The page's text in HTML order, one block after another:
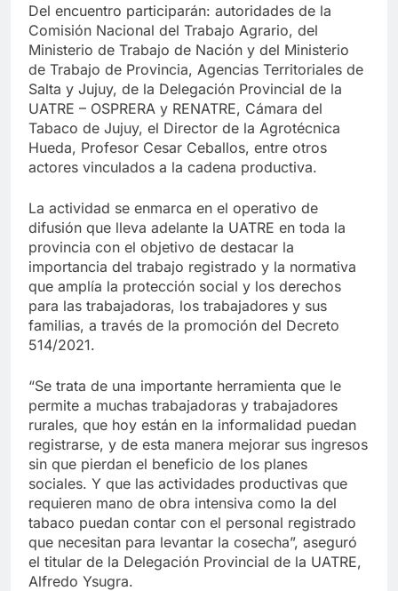
Del encuentro participarán: autoridades de la
Comisión Nacional del Trabajo Agrario, del
Ministerio de Trabajo de Nación y del Ministerio
de Trabajo de Provincia, Agencias Territoriales de
Salta y Jujuy, de la Delegación Provincial de la
UATRE – OSPRERA y RENATRE, Cámara del
Tabaco de Jujuy, el Director de la Agrotécnica
Hueda, Profesor Cesar Ceballos, entre otros
actores vinculados a la cadena productiva.
La actividad se enmarca en el operativo de
difusión que lleva adelante la UATRE en toda la
provincia con el objetivo de destacar la
importancia del trabajo registrado y la normativa
que amplía la protección social y los derechos
para las trabajadoras, los trabajadores y sus
familias, a través de la promoción del Decreto
514/2021.
“Se trata de una importante herramienta que le
permite a muchas trabajadoras y trabajadores
rurales, que hoy están en la informalidad puedan
registrarse, y de esta manera mejorar sus ingresos
sin que pierdan el beneficio de los planes
sociales. Y que las actividades productivas que
requieren mano de obra intensiva como la del
tabaco puedan contar con el personal registrado
que necesitan para levantar la cosecha”, aseguró
el titular de la Delegación Provincial de la UATRE,
Alfredo Ysugra.